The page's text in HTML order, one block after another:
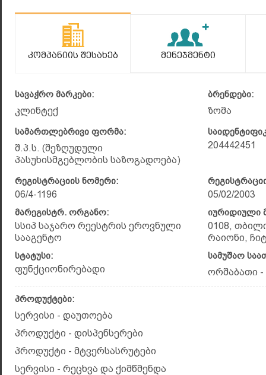
Კომპანიის Შესახებ Მენეჯმენტი
სავაჭრო მარკები:
კლინტექ
ბრენდები:
ზომა
სამართლებრივი ფორმა:
შ.პ.ს. (შეზღუდული
პასუხისმგებლობის საზოგადოება)
204442451
რეგისტრაციის ნომერი:
06/4-1196 05/02/2003
მარეგისტრ. ორგანო:
სსიპ საჯარო რეესტრის ეროვნული
სააგენტო
იურიდიული
0108,
რაიონი,
სტატუსი:
ფუნქციონირებადი
სამუშაო
ორშაბათი -
პროდუქტები:
სერვისი - დაუთოება
პროდუქტი - დისპენსერები
პროდუქტი - მტვერსასრუტები
სერვისი - რეცხვა და ქიმწმენდა